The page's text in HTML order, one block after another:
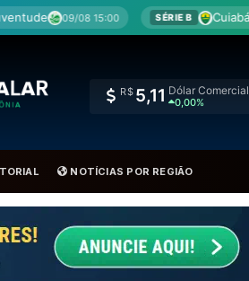
SÉRIE B Cuiabáx Fortaleza 09/08 17:00
R$ 5,11 Dólar Comercial
0,00%
NOTÍCIAS POR REGIÃO